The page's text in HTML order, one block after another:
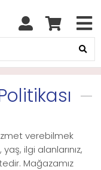
verebilmek
ilgi alanlarınız,
Mağazamız